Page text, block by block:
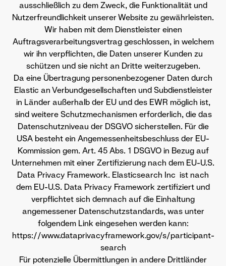
ausschließlich zu dem Zweck, die Funktionalität und
Nutzerfreundlichkeit unserer Website zu gewährleisten.
Wir haben mit dem Dienstleister einen
Auftragsverarbeitungsvertrag geschlossen, in welchem
wir ihn verpflichten, die Daten unserer Kunden zu
schützen und sie nicht an Dritte weiterzugeben.
Da eine Übertragung personenbezogener Daten durch
Elastic an Verbundgesellschaften und Subdienstleister
in Länder außerhalb der EU und des EWR möglich ist,
sind weitere Schutzmechanismen erforderlich, die das
Datenschutzniveau der DSGVO sicherstellen. Für die
USA besteht ein Angemessenheitsbeschluss der EU-
Kommission gem. Art. 45 Abs. 1 DSGVO in Bezug auf
Unternehmen mit einer Zertifizierung nach dem EU-U.S.
Data Privacy Framework. Elasticsearch Inc ist nach
dem EU-U.S. Data Privacy Framework zertifiziert und
verpflichtet sich demnach auf die Einhaltung
angemessener Datenschutzstandards, was unter
folgendem Link eingesehen werden kann:
https://www.dataprivacyframework.gov/s/participant-
search
Für potenzielle Übermittlungen in andere Drittländer